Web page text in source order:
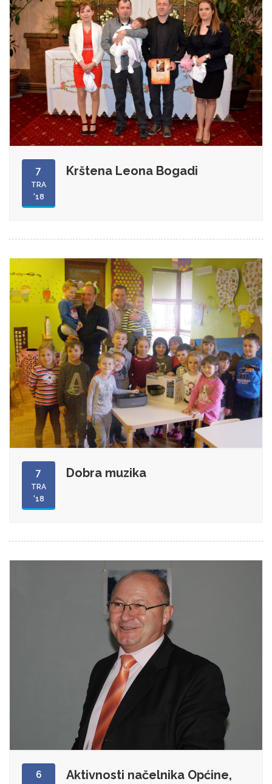
7
TRA
'18
Krštena Leona Bogadi
7
TRA
'18
Dobra muzika
6
Aktivnosti načelnika Općine,